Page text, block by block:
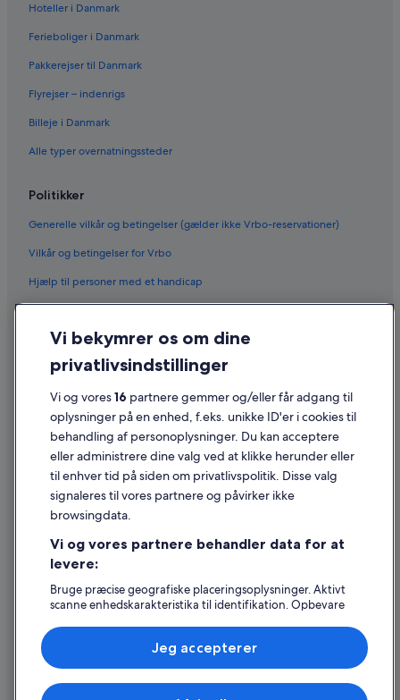
Hoteller i Danmark
Ferieboliger i Danmark
Pakkerejser til Danmark
Flyrejser – indenrigs
Billeje i Danmark
Alle typer overnatningssteder
Politikker
Generelle vilkår og betingelser (gælder ikke Vrbo-reservationer)
Vilkår og betingelser for Vrbo
Hjælp til personer med et handicap
Cookies
Generelle vilkår for brug
Juridiske oplysninger/Kontakt os
Retningslinjer for indhold og indberetning af indhold
Hjælp
Kontakt os
Ændr eller afbestil din reservation
Forløb og behandlingstider for refusion
Book en flyrejse med et tilgodehavende fra et flyselskab
Internationale rejsedokumenter
Expedia, Inc. er ikke ansvarlig for indhold fra eksterne hjemmesider.
Vi bekymrer os om dine
privatlivsindstillinger
Vi og vores16 partnere gemmer og/eller får adgang til
oplysninger på en enhed, f.eks. unikke ID'er i cookies til
behandling af personoplysninger. Du kan acceptere
eller administrere dine valg ved at klikke herunder eller
til enhver tid på siden om privatlivspolitik. Disse valg
signaleres til vores partnere og påvirker ikke
browsingdata.
Vi og vores partnere behandler data for at
levere:
Bruge præcise geografiske placeringsoplysninger. Aktivt
scanne enhedskarakteristika til identifikation. Opbevare
annoncering og indhold, annoncerings- og
indholdsmåling, målgruppeundersøgelser og udvikling af
tjenester.
Liste over partnere (leverandører)
Jeg accepterer